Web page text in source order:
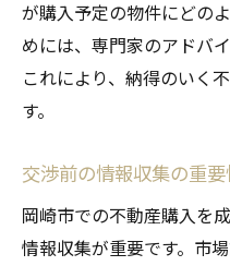
が購入予定の物件にどの
めには、専門家のアドバ
これにより、納得のいく
す。
交渉前の情報収集の重
岡崎市での不動産購入を
情報収集が重要です。市